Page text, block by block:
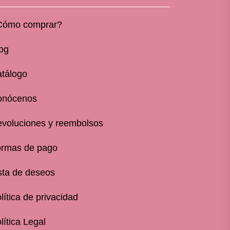
comprar?
y reembolsos
de pago
de deseos
de privacidad
Legal